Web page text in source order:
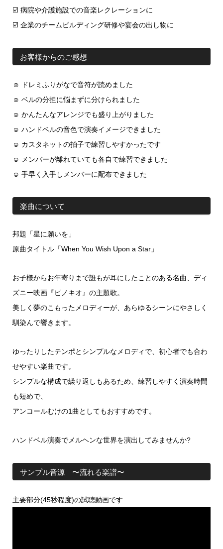
☑️ 病院や介護施設での音楽レクレーションに
☑️ 企業のチームビルディング研修や宴会の出し物に
お客様からのご感想
☺ ドレミふりがなで音符が読めました
☺ ベルの分担に悩まずに分けられました
☺ かんたんなアレンジでも盛り上がりました
☺ ハンドベルの音色で演奏イメージできました
☺ カスタネットの拍子で練習しやすかったです
☺ メンバーが離れていても各自で練習できました
☺ 手早く入手しメンバーに配布できました
楽曲について
邦題「星に願いを」
原曲タイトル「When You Wish Upon a Star」
お子様からお年寄りまで誰もが耳にしたことのある名曲、ディ
ズニー映画『ピノキオ』の主題歌。
美しく夢のこもったメロディーが、あらゆるシーンにやさしく
馴染んで響きます。
ゆったりしたテンポとシンプルなメロディで、初心者でも合わ
せやすい楽曲です。
シンプルな構成で繰り返しもあるため、練習しやすく演奏時間
も短めで、
アンコールむけの1曲としてもおすすめです。
ハンドベル演奏でメルヘンな世界を演出してみませんか?
サンプル音源 〜流れる楽譜〜
主要部分(45秒程度)の試聴動画です